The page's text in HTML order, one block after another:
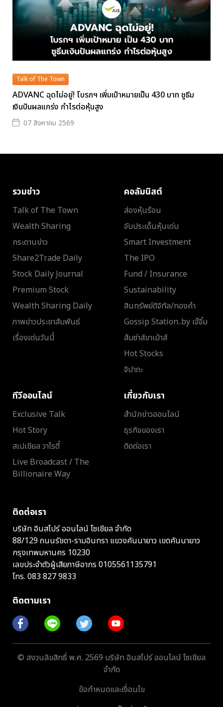
Talk of The Town
ADVANC ฉุดไม่อยู่! โบรกฯ เพิ่มเป้าหมายเป็น 430 บาท ชูธีม
เงินปันผลแกร่ง กำไรต่อหุ้นสูง
07 สิงหาคม 2569
รวมข่าว
Talk of The Town
Wealth Sharing
กระดานข่าว
Share2Trade Daily
Stock Daily Journal
Premium Stock
Wealth Sharing Daily
ภาพข่าวประชาสัมพันธ์
เรื่องเด่นวันนี้
คอลัมนิสต์
ส่องหุ้นร้อน
จับประเด็นหุ้นเด่น
Smart Investment
The IPO
Fund / Insurance
Sustainability
สินทรัพย์ดิจิทัล/ทองคำ
Gossip Station..by เจ๊จิ๋ม
ส้มซ่าส์ขาเม้าส์
Hot Stocks
จิปาถะ
ทีวีออนไลน์
Exclusive Talk
Hot Story
สเปเชียล วาไรตี้
Live Broadcast / The
Billionaire Way
เกี่ยวกับเรา
สำนักข่าวออนไลน์
ธุรกิจของเรา
ติดต่อเรา
ติดต่อเรา
บริษัท อินสไปร์ ออนไลน์ โซเชียล จำกัด
88/129 ถนนรัชดา-รามอินทรา แขวงคันนายาว เขตคันนายาว
กรุงเทพมหานคร 10230
เลขประจำตัวผู้เสียภาษีอากร 0105561135791
โทร. 083 827 9833
ติดตามเรา
© สงวนลิขสิทธิ์ พ.ศ. 2569 บริษัท อินสไปร์ ออนไลน์ โซเชียล
จำกัด
ข้อกำหนดและเงื่อนไข